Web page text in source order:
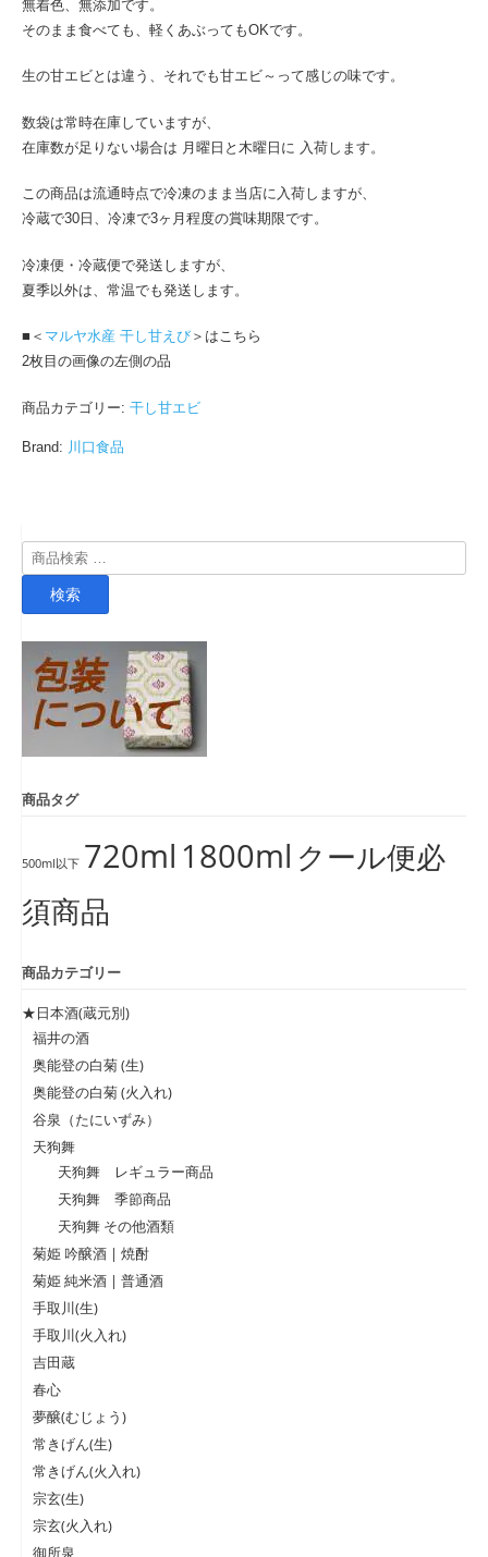
無着色、無添加です。
そのまま食べても、軽くあぶってもOKです。
生の甘エビとは違う、それでも甘エビ～って感じの味です。
数袋は常時在庫していますが、
在庫数が足りない場合は 月曜日と木曜日に 入荷します。
この商品は流通時点で冷凍のまま当店に入荷しますが、
冷蔵で30日、冷凍で3ヶ月程度の賞味期限です。
冷凍便・冷蔵便で発送しますが、
夏季以外は、常温でも発送します。
■＜ マルヤ水産 干し甘えび ＞はこちら
2枚目の画像の左側の品
商品カテゴリー: 干し甘エビ
Brand: 川口食品
検
索
検索
商品タグ
500ml以下 720ml 1800ml クール便必
須商品
商品カテゴリー
★日本酒(蔵元別)
福井の酒
奥能登の白菊 (生)
奥能登の白菊 (火入れ)
谷泉（たにいずみ）
天狗舞
天狗舞 レギュラー商品
天狗舞 季節商品
天狗舞 その他酒類
菊姫 吟醸酒 | 焼酎
菊姫 純米酒 | 普通酒
手取川(生)
手取川(火入れ)
吉田蔵
春心
夢醸(むじょう)
常きげん(生)
常きげん(火入れ)
宗玄(生)
宗玄(火入れ)
御所泉